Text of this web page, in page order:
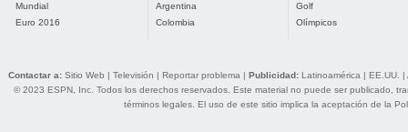
Mundial
Euro 2016
Argentina
Colombia
Golf
Olímpicos
Contactar a: Sitio Web | Televisión | Reportar problema | Publicidad: Latinoamérica | EE.UU. |
© 2023 ESPN, Inc. Todos los derechos reservados. Este material no puede ser publicado,
términos legales. El uso de este sitio implica la aceptación de la